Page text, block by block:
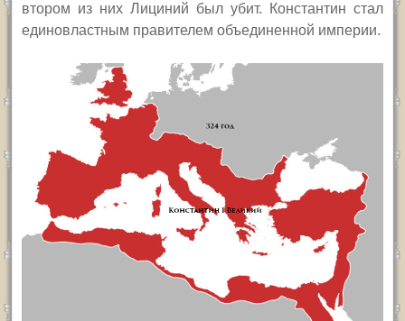
втором из них Лициний был убит. Константин стал
единовластным правителем объединенной империи.